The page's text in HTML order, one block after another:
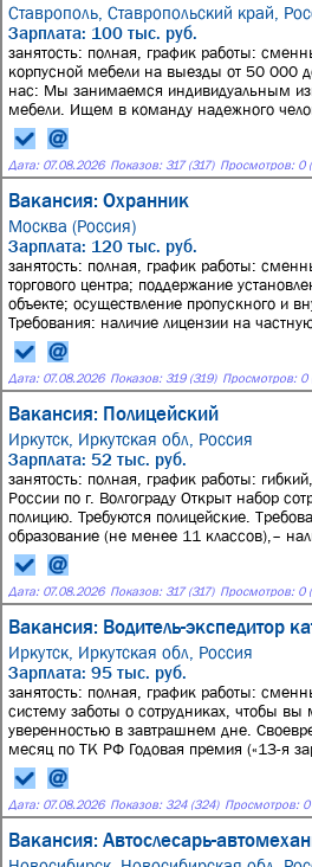
Ставрополь, Ставропольский край,
Зарплата: 100 тыс. руб.
занятость: полная, график работы:
корпусной мебели на выезды от 50
нас: Мы занимаемся индивидуальным
мебели. Ищем в команду надежного
Дата: 07.08.2026 Показов: 317 (317) Просмотров: 0
Вакансия: Охранник
Москва (Россия)
Зарплата: 120 тыс. руб.
занятость: полная, график работы:
торгового центра; поддержание
объекте; осуществление пропускного и
Требования: наличие лицензии на
Дата: 07.08.2026 Показов: 319 (319) Просмотров: 0
Вакансия: Полицейский
Иркутск, Иркутская обл, Россия
Зарплата: 52 тыс. руб.
занятость: полная, график работы:
России по г. Волгограду Открыт набор
полицию. Требуются полицейские.
обpaзовaние (нe мeнеe 11 клaссoв),–
Дата: 07.08.2026 Показов: 317 (317) Просмотров: 0
Вакансия: Водитель-экспедитор
Иркутск, Иркутская обл, Россия
Зарплата: 95 тыс. руб.
занятость: полная, график работы:
систему заботы о сотрудниках, чтобы вы
уверенностью в завтрашнем дне.
месяц по ТК РФ Годовая премия («13-я
Дата: 07.08.2026 Показов: 324 (324) Просмотров: 0
Вакансия: Автослесарь-